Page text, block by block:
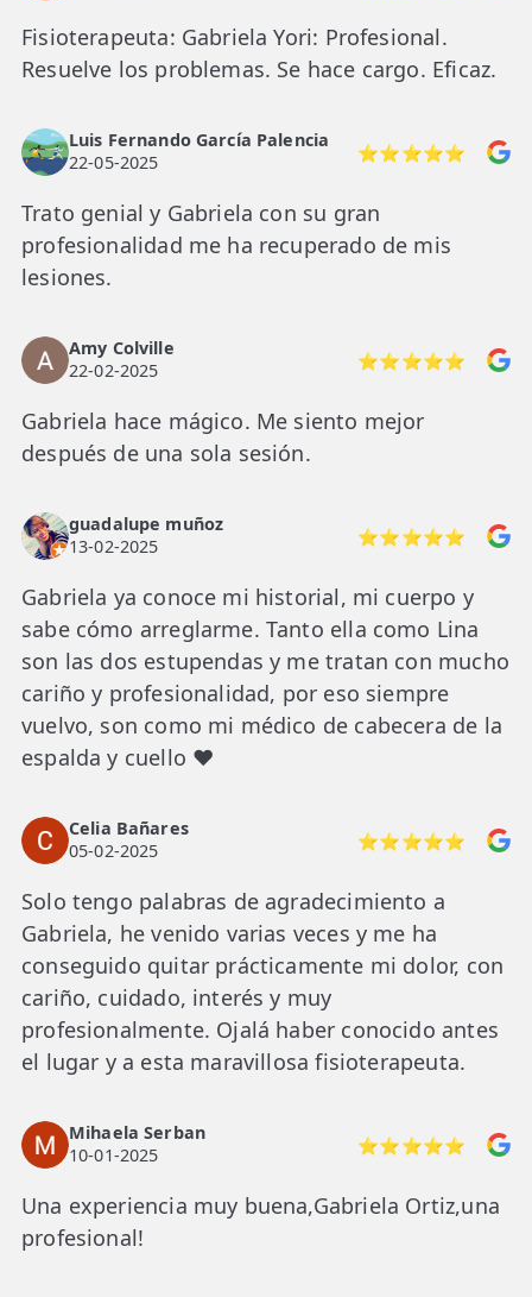
Fisioterapeuta: Gabriela Yori: Profesional.
Resuelve los problemas. Se hace cargo. Eficaz.
Luis Fernando García Palencia
22-05-2025
⭐⭐⭐⭐⭐
Trato genial y Gabriela con su gran
profesionalidad me ha recuperado de mis
lesiones.
Amy Colville
22-02-2025
⭐⭐⭐⭐⭐
Gabriela hace mágico. Me siento mejor
después de una sola sesión.
guadalupe muñoz
13-02-2025
⭐⭐⭐⭐⭐
Gabriela ya conoce mi historial, mi cuerpo y
sabe cómo arreglarme. Tanto ella como Lina
son las dos estupendas y me tratan con mucho
cariño y profesionalidad, por eso siempre
vuelvo, son como mi médico de cabecera de la
espalda y cuello ♥️
Celia Bañares
05-02-2025
⭐⭐⭐⭐⭐
Solo tengo palabras de agradecimiento a
Gabriela, he venido varias veces y me ha
conseguido quitar prácticamente mi dolor, con
cariño, cuidado, interés y muy
profesionalmente. Ojalá haber conocido antes
el lugar y a esta maravillosa fisioterapeuta.
Mihaela Serban
10-01-2025
⭐⭐⭐⭐⭐
Una experiencia muy buena,Gabriela Ortiz,una
profesional!